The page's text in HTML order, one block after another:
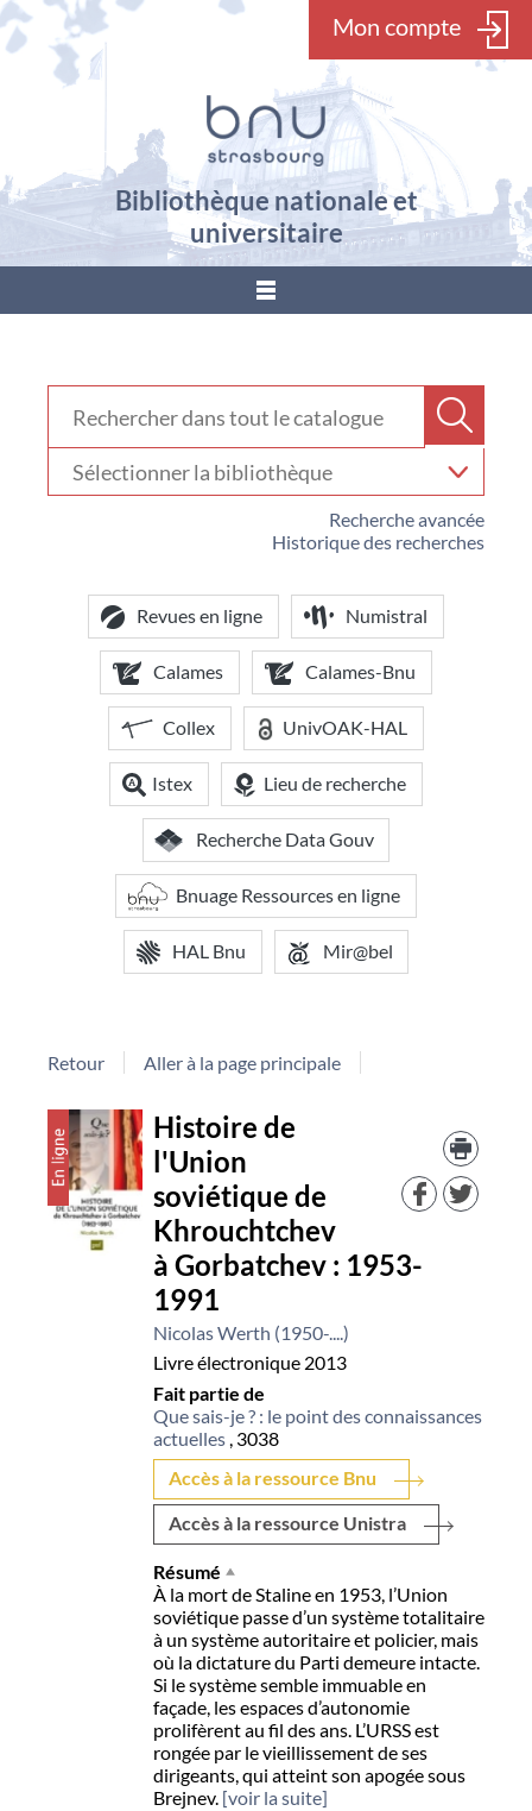
Mon compte
Bibliothèque nationale et
universitaire
???
Recherche avancée
Historique des recherches
votre
bibliothèque
Revues en ligne Numistral
Calames Calames-Bnu
Collex UnivOAK-HAL
Istex Lieu de recherche
Recherche Data Gouv
Bnuage Ressources en ligne
HAL Bnu Mir@bel
Retour Aller à la page principale
Détail
document
Histoire de
l'Union
soviétique de
Khrouchtchev
à Gorbatchev : 1953-
1991
Nicolas Werth (1950-....)
Livre électronique 2013
Fait partie de
Que sais-je ? : le point des connaissances
actuelles, 3038
Accès à la ressource Bnu
Accès à la ressource Unistra
Résumé
À la mort de Staline en 1953, l’Union
soviétique passe d’un système totalitaire
à un système autoritaire et policier, mais
où la dictature du Parti demeure intacte.
Si le système semble immuable en
façade, les espaces d’autonomie
prolifèrent au fil des ans. L’URSS est
rongée par le vieillissement de ses
dirigeants, qui atteint son apogée sous
Brejnev. [voir la suite]